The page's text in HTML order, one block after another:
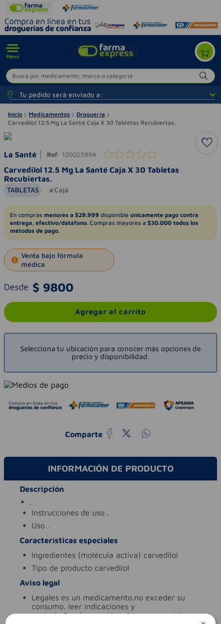
Menú
Busca por medicamento, marca o categoría
Tu pedido será enviado a:
Inicio Medicamentos
Droguería
Carvedilol 12.5 Mg La Santé Caja X 30 Tabletas Recubiertas.
La Santé Ref: 100023894
Carvedilol 12.5 Mg La Santé Caja X 30 Tabletas
Recubiertas.
TABLETAS Caja
En compras menores a $29.999 disponible únicamente pago contra
entrega, efectivo/datáfono. Compras mayores a $30.000 todos los
métodos de pago.
Venta bajo fórmula
médica
Desde $ 9800
Agregar al carrito
Selecciona tu ubicación para conocer más opciones de
precio y disponibilidad.
Comparte
INFORMACIÓN DE PRODUCTO
Descripción
.
instrucciones de uso .
uso .
Características especiales
ingredientes (molécula activa) carvedilol
tipo de producto carvedilol
Aviso legal
legales es un medicamento.no exceder su
consumo. leer indicaciones y
contraindicaciones. si los síntomas persisten.